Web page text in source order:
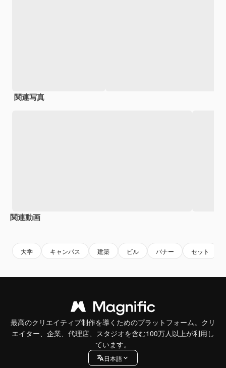
関連写真
関連動画
大学 キャンパス 建築 ビル バナー セット
最高のクリエイティブ制作を導くためのプラットフォーム。クリ
エイター、企業、代理店、スタジオを含む100万人以上が利用し
ています。
日本語